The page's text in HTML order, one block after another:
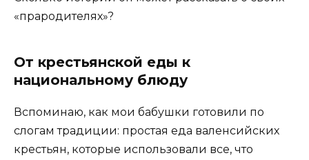
«прародителях»?
От крестьянской еды к
национальному блюду
Вспоминаю, как мои бабушки готовили по
слогам традиции: простая еда валенсийских
крестьян, которые использовали все, что